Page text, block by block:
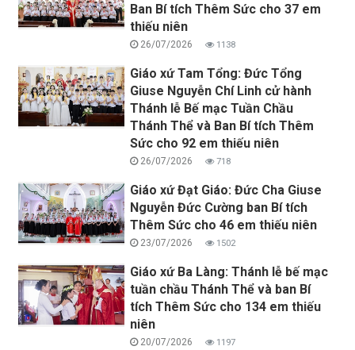
Ban Bí tích Thêm Sức cho 37 em
thiếu niên
26/07/2026 1138
Giáo xứ Tam Tổng: Đức Tổng
Giuse Nguyễn Chí Linh cử hành
Thánh lễ Bế mạc Tuần Chầu
Thánh Thể và Ban Bí tích Thêm
Sức cho 92 em thiếu niên
26/07/2026 718
Giáo xứ Đạt Giáo: Đức Cha Giuse
Nguyễn Đức Cường ban Bí tích
Thêm Sức cho 46 em thiếu niên
23/07/2026 1502
Giáo xứ Ba Làng: Thánh lễ bế mạc
tuần chầu Thánh Thể và ban Bí
tích Thêm Sức cho 134 em thiếu
niên
20/07/2026 1197